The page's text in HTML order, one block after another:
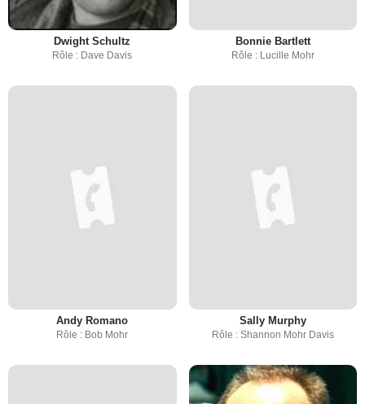
Dwight Schultz
Rôle : Dave Davis
Bonnie Bartlett
Rôle : Lucille Mohr
Andy Romano
Rôle : Bob Mohr
Sally Murphy
Rôle : Shannon Mohr Davis